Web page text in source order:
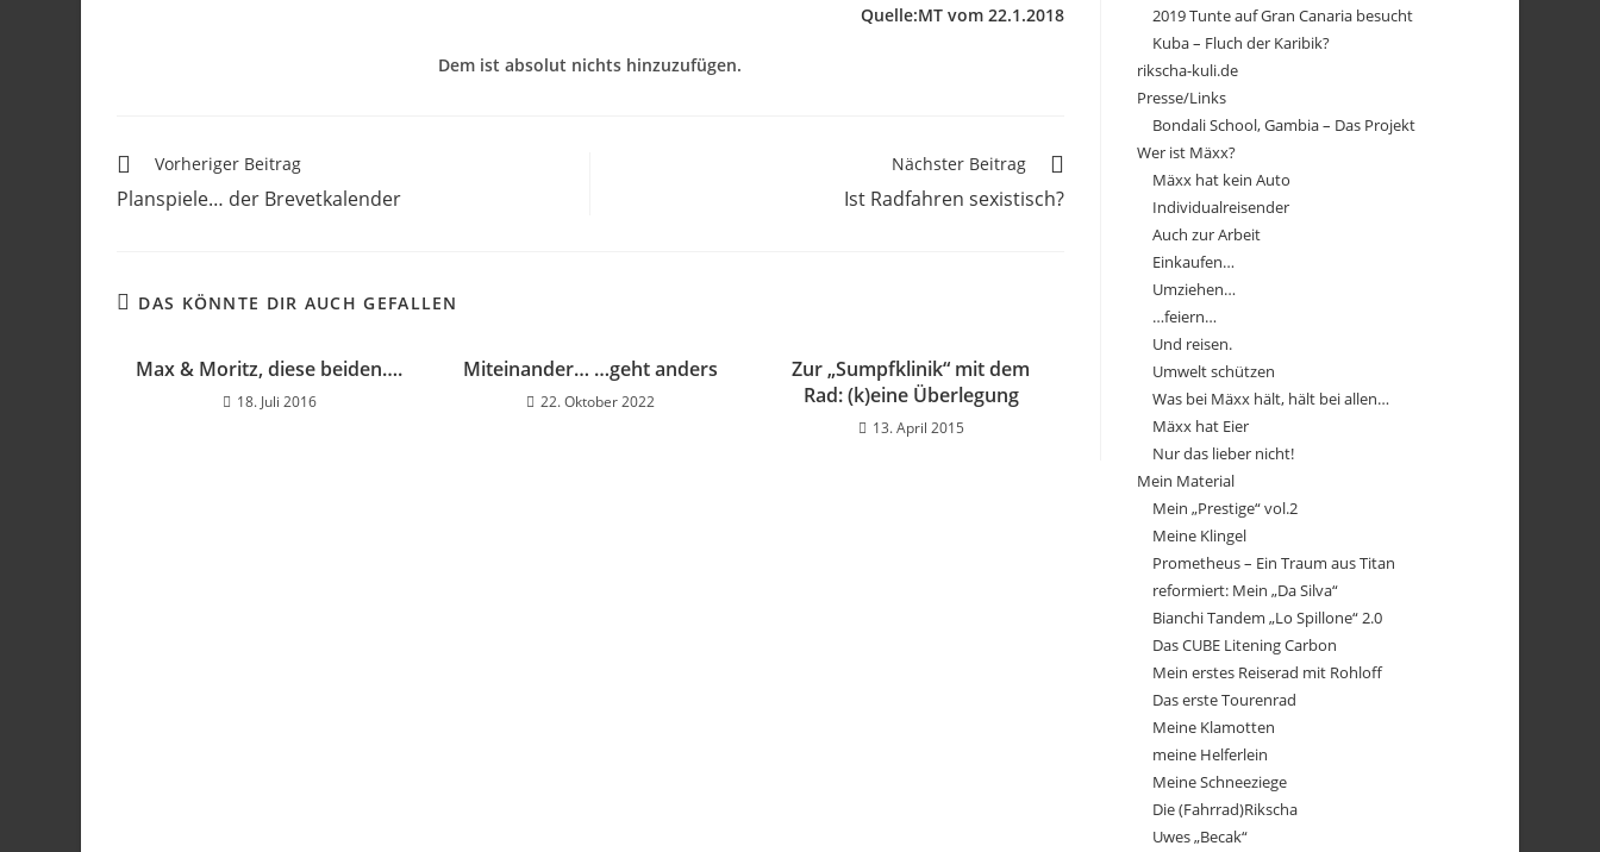
Quelle:MT vom 22.1.2018
Dem ist absolut nichts hinzuzufügen.
Vorheriger Beitrag
Planspiele… der Brevetkalender
Nächster Beitrag
Ist Radfahren sexistisch?
DAS KÖNNTE DIR AUCH GEFALLEN
Max & Moritz, diese beiden….
18. Juli 2016
Miteinander… …geht anders
22. Oktober 2022
Zur „Sumpfklinik“ mit dem
Rad: (k)eine Überlegung
13. April 2015
2019 Tunte auf Gran Canaria besucht
Kuba – Fluch der Karibik?
rikscha-kuli.de
Presse/Links
Bondali School, Gambia – Das Projekt
Wer ist Mäxx?
Mäxx hat kein Auto
Individualreisender
Auch zur Arbeit
Einkaufen…
Umziehen…
…feiern…
Und reisen.
Umwelt schützen
Was bei Mäxx hält, hält bei allen…
Mäxx hat Eier
Nur das lieber nicht!
Mein Material
Mein „Prestige“ vol.2
Meine Klingel
Prometheus – Ein Traum aus Titan
reformiert: Mein „Da Silva“
Bianchi Tandem „Lo Spillone“ 2.0
Das CUBE Litening Carbon
Mein erstes Reiserad mit Rohloff
Das erste Tourenrad
Meine Klamotten
meine Helferlein
Meine Schneeziege
Die (Fahrrad)Rikscha
Uwes „Becak“